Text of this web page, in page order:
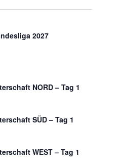
2027
NORD – Tag 1
SÜD – Tag 1
WEST – Tag 1